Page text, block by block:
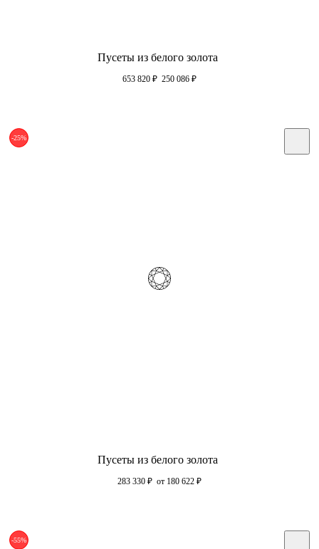
Пусеты из белого золота
653 820 ₽ 250 086 ₽
-25%
Пусеты из белого золота
283 330 ₽ от 180 622 ₽
-55%